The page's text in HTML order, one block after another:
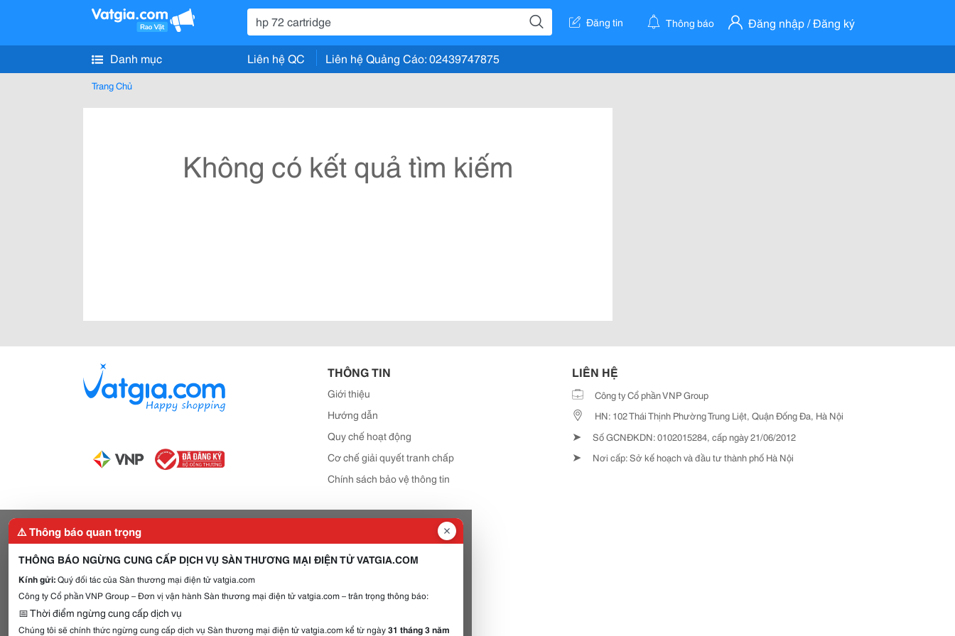
Đăng tin Thông báo Đăng nhập / Đăng ký
Danh mục Liên hệ QC Liên hệ Quảng Cáo: 02439747875
Trang Chủ
Không có kết quả tìm kiếm
THÔNG TIN
Giới thiệu
Hướng dẫn
Quy chế hoạt động
Cơ chế giải quyết tranh chấp
Chính sách bảo vệ thông tin
LIÊN HỆ
Công ty Cổ phần VNP Group
HN: 102 Thái Thịnh Phường Trung Liệt, Quận Đống Đa, Hà Nội
➤ Số GCNĐKDN: 0102015284, cấp ngày 21/06/2012
➤ Nơi cấp: Sở kế hoạch và đầu tư thành phố Hà Nội
⚠️ Thông báo quan trọng
THÔNG BÁO NGỪNG CUNG CẤP DỊCH VỤ SÀN THƯƠNG MẠI ĐIỆN TỬ VATGIA.COM
Kính gửi:Quý đối tác của Sàn thương mại điện tử vatgia.com
Công ty Cổ phần VNP Group – Đơn vị vận hành Sàn thương mại điện tử vatgia.com – trân trọng thông báo:
📅 Thời điểm ngừng cung cấp dịch vụ
Chúng tôi sẽ chính thức ngừng cung cấp dịch vụ Sàn thương mại điện tử vatgia.com kể từ ngày31 tháng 3 năm